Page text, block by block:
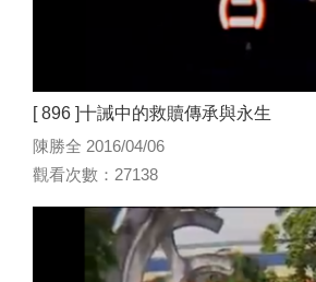
[ 896 ]十誡中的救贖傳承與永生
陳勝全 2016/04/06
觀看次數：27138